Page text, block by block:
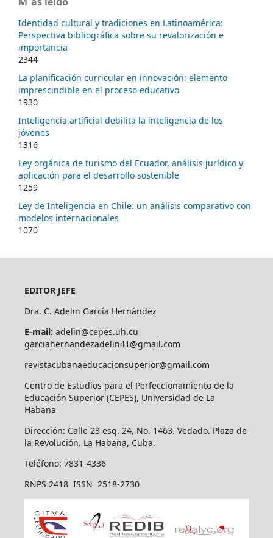
Identidad cultural y tradiciones en Latinoamérica:
Perspectiva bibliográfica sobre su revalorización e
importancia
2344
La planificación curricular en innovación: elemento
imprescindible en el proceso educativo
1930
Inteligencia artificial debilita la inteligencia de los
jóvenes
1316
Ley orgánica de turismo del Ecuador, análisis jurídico y
aplicación para el desarrollo sostenible
1259
Ley de Inteligencia en Chile: un análisis comparativo con
modelos internacionales
1070
EDITOR JEFE
Dra. C. Adelin García Hernández
E-mail: adelin@cepes.uh.cu
garciahernandezadelin41@gmail.com
revistacubanaeducacionsuperior@gmail.com
Centro de Estudios para el Perfeccionamiento de la
Educación Superior (CEPES), Universidad de La
Habana
Dirección: Calle 23 esq. 24, No. 1463. Vedado. Plaza de
la Revolución. La Habana, Cuba.
Teléfono: 7831-4336
RNPS 2418 ISSN 2518-2730